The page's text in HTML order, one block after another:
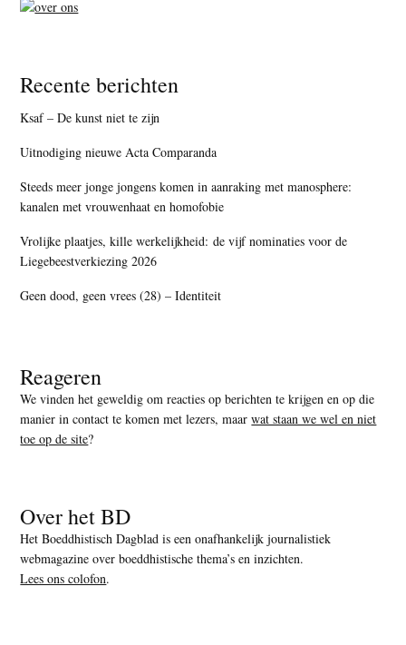
Recente berichten
Ksaf – De kunst niet te zijn
Uitnodiging nieuwe Acta Comparanda
Steeds meer jonge jongens komen in aanraking met manosphere:
kanalen met vrouwenhaat en homofobie
Vrolijke plaatjes, kille werkelijkheid: de vijf nominaties voor de
Liegebeestverkiezing 2026
Geen dood, geen vrees (28) – Identiteit
Reageren
We vinden het geweldig om reacties op berichten te krijgen en op die
manier in contact te komen met lezers, maarwat staan we wel en niet
toe op de site?
Over het BD
Het Boeddhistisch Dagblad is een onafhankelijk journalistiek
webmagazine over boeddhistische thema’s en inzichten.
Lees ons colofon.